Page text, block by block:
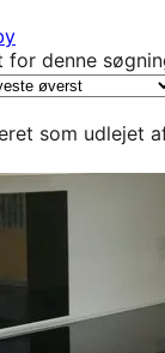
for denne
som udlejet